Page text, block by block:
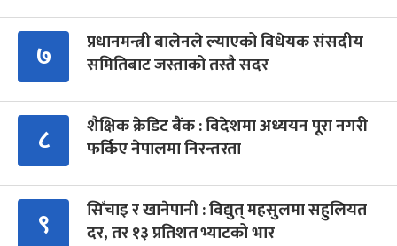
७
प्रधानमन्त्री बालेनले ल्याएको विधेयक संसदीय
समितिबाट जस्ताको तस्तै सदर
८
शैक्षिक क्रेडिट बैंक : विदेशमा अध्ययन पूरा नगरी
फर्किए नेपालमा निरन्तरता
९
सिँचाइ र खानेपानी : विद्युत् महसुलमा सहुलियत
दर, तर १३ प्रतिशत भ्याटको भार